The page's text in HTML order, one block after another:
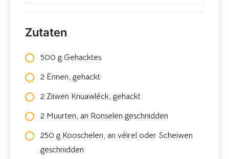
Zutaten
500 g Gehacktes
2 Ënnen, gehackt
2 Ziiwen Knuawléck, gehackt
2 Muurten, an Ronselen geschnidden
250 g Kooschelen, an véirel oder Scheiwen
geschnidden